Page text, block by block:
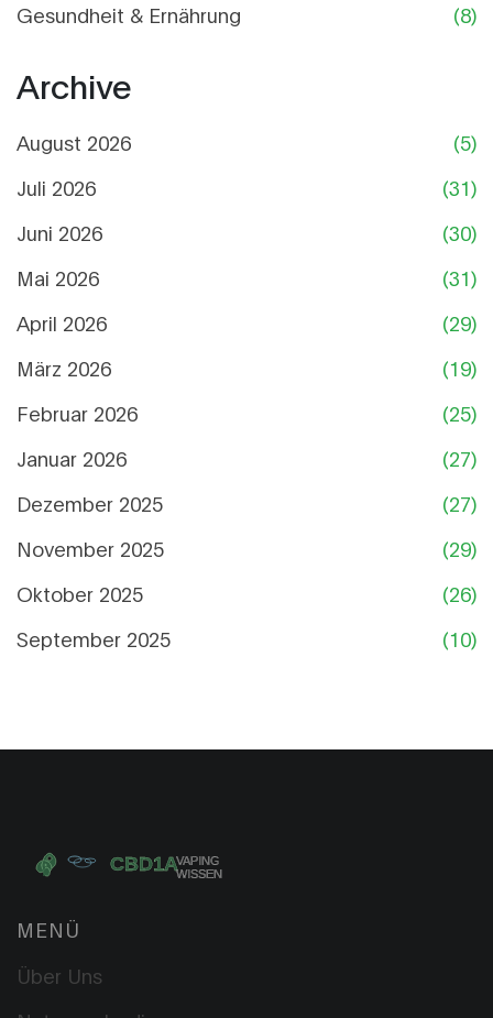
Gesundheit & Ernährung
(8)
Archive
August 2026
(5)
Juli 2026
(31)
Juni 2026
(30)
Mai 2026
(31)
April 2026
(29)
März 2026
(19)
Februar 2026
(25)
Januar 2026
(27)
Dezember 2025
(27)
November 2025
(29)
Oktober 2025
(26)
September 2025
(10)
MENÜ
Über Uns